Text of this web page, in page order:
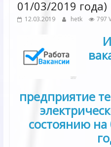
01/03/2019 года)
12.03.2019 hetk 797
предприятие
состоянию на